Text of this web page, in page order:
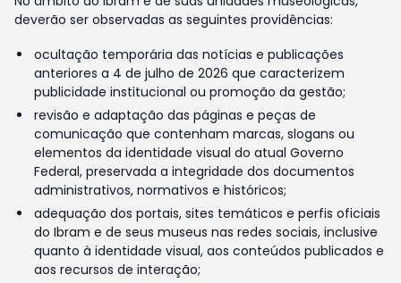
deverão ser observadas as seguintes providências:
ocultação temporária das notícias e publicações
anteriores a 4 de julho de 2026 que caracterizem
publicidade institucional ou promoção da gestão;
revisão e adaptação das páginas e peças de
comunicação que contenham marcas, slogans ou
elementos da identidade visual do atual Governo
Federal, preservada a integridade dos documentos
administrativos, normativos e históricos;
adequação dos portais, sites temáticos e perfis oficiais
do Ibram e de seus museus nas redes sociais, inclusive
quanto à identidade visual, aos conteúdos publicados e
aos recursos de interação;